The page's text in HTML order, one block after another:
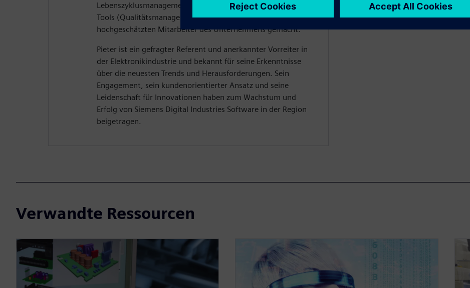
Lebenszyklusmanagement von Elektronikprodukten und QMS-
Tools (Qualitätsmanagementsystem) haben ihn zu einem
hochgeschätzten Mitarbeiter des Unternehmens gemacht.
Pieter ist ein gefragter Referent und anerkannter Vorreiter in
der Elektronikindustrie und bekannt für seine Erkenntnisse
über die neuesten Trends und Herausforderungen. Sein
Engagement, sein kundenorientierter Ansatz und seine
Leidenschaft für Innovationen haben zum Wachstum und
Erfolg von Siemens Digital Industries Software in der Region
beigetragen.
Verwandte Ressourcen